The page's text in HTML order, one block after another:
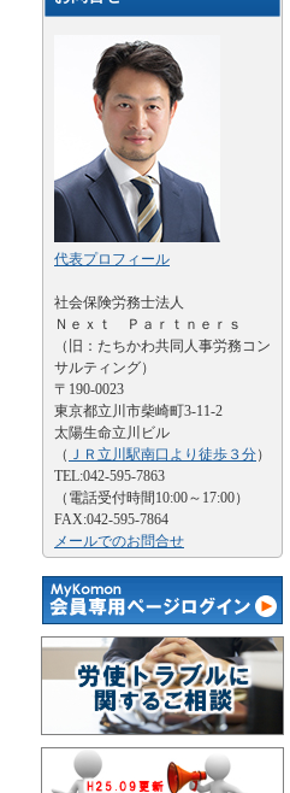
代表プロフィール
社会保険労務士法人
Ｎｅｘｔ Ｐａｒｔｎｅｒｓ
（旧：たちかわ共同人事労務コン
サルティング）
〒190-0023
東京都立川市柴崎町3-11-2
太陽生命立川ビル
（ ＪＲ立川駅南口より徒歩３分）
TEL:042-595-7863
（電話受付時間10:00～17:00）
FAX:042-595-7864
メールでのお問合せ